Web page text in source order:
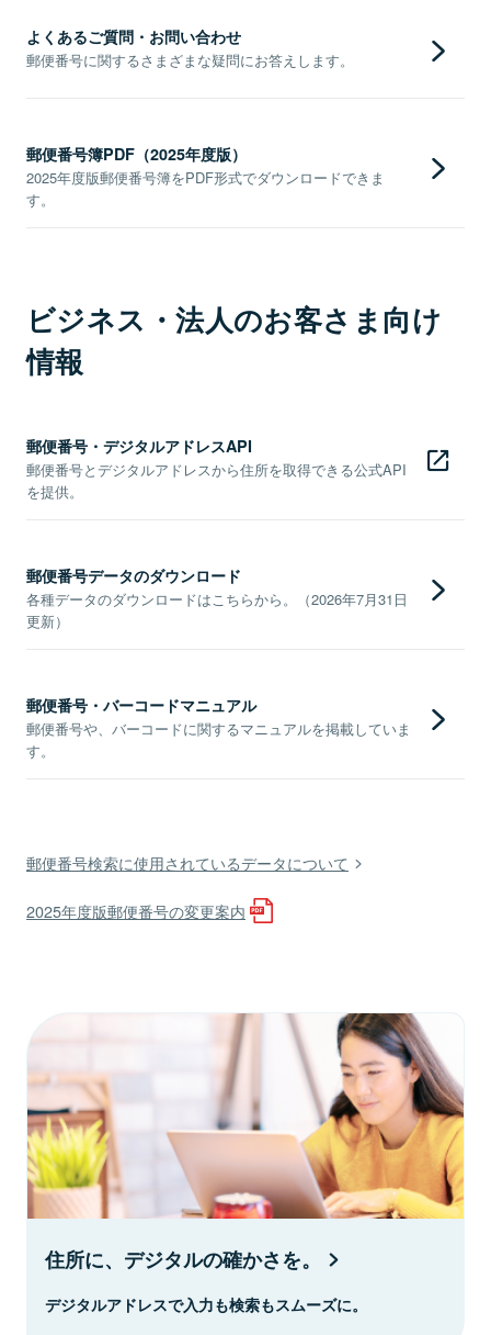
よくあるご質問・お問い合わせ
郵便番号に関するさまざまな疑問にお答えします。
郵便番号簿PDF（2025年度版）
2025年度版郵便番号簿をPDF形式でダウンロードできま
す。
ビジネス・法人のお客さま向け
情報
郵便番号・デジタルアドレスAPI
郵便番号とデジタルアドレスから住所を取得できる公式API
を提供。
郵便番号データのダウンロード
各種データのダウンロードはこちらから。（2026年7月31日
更新）
郵便番号・バーコードマニュアル
郵便番号や、バーコードに関するマニュアルを掲載していま
す。
郵便番号検索に使用されているデータについて
2025年度版郵便番号の変更案内
住所に、デジタルの確かさを。
デジタルアドレスで入力も検索もスムーズに。